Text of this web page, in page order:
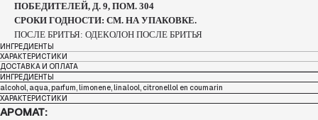
ПОБЕДИТЕЛЕЙ, Д. 9, ПОМ. 304
СРОКИ ГОДНОСТИ: СМ. НА УПАКОВКЕ.
ПОСЛЕ БРИТЬЯ: ОДЕКОЛОН ПОСЛЕ БРИТЬЯ
ИНГРЕДИЕНТЫ
ХАРАКТЕРИСТИКИ
ДОСТАВКА И ОПЛАТА
ИНГРЕДИЕНТЫ
alcohol, aqua, parfum, limonene, linalool, citronellol en coumarin
ХАРАКТЕРИСТИКИ
АРОМАТ: